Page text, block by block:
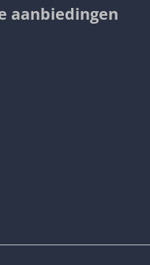
aanbiedingen